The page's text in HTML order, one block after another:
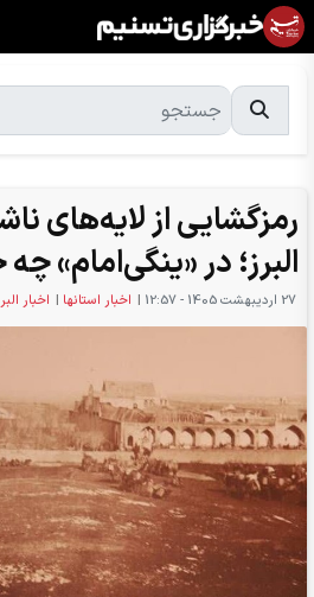
رمزگشایی از لایه‌های
البرز؛ در «ینگی‌امام»
27 ارديبهشت 1405 - 12:57 | اخبار استانها | اخبار